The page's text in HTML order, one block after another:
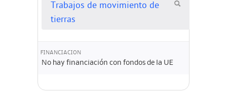
Trabajos de movimiento de
tierras
FINANCIACION
No hay financiación con fondos de la UE